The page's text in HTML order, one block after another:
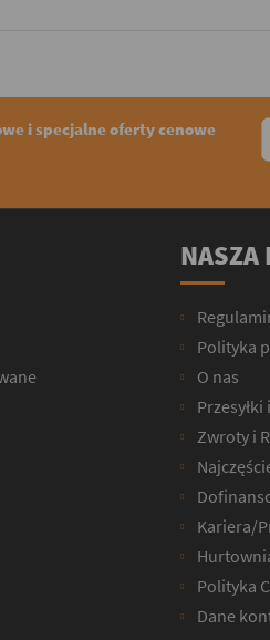
i specjalne oferty cenowe
NASZA
Polityka
O nas
Przesyłki
Zwroty i
Kariera/
Polityka
Dane